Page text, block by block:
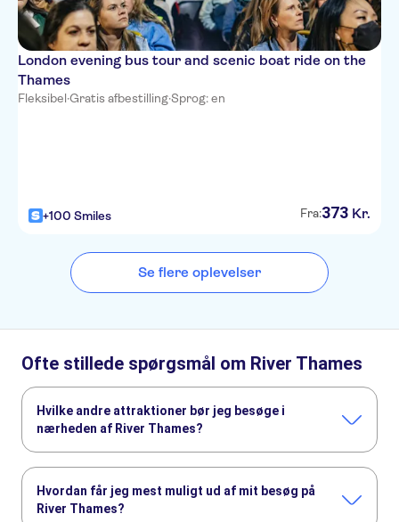
London evening bus tour and scenic boat ride on the
Thames
Fleksibel·Gratis afbestilling·Sprog: en
+100 Smiles Fra:373 Kr.
Se flere oplevelser
Ofte stillede spørgsmål om River Thames
Hvilke andre attraktioner bør jeg besøge i
nærheden af River Thames?
Harry Potter tours from London
Hvordan får jeg mest muligt ud af mit besøg på
River Thames?